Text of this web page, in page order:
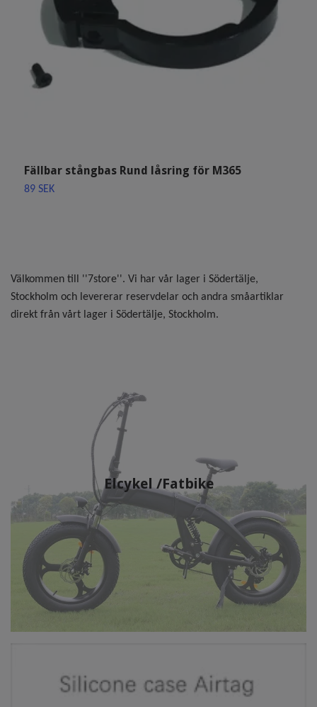
Välkommen till ''7store''. Vi har vår lager i Södertälje,
Stockholm och levererar reservdelar och andra småartiklar
direkt från vårt lager i Södertälje, Stockholm.
Elcykel /Fatbike
Fällbar stångbas Rund låsring för M365
89 SEK